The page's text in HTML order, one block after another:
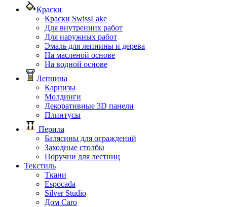
Краски
Краски SwissLake
Для внутренних работ
Для наружных работ
Эмаль для лепнины и дерева
На масленой основе
На водной основе
Лепнина
Карнизы
Молдинги
Декоративные 3D панели
Плинтусы
Перила
Балясины для ограждений
Заходные столбы
Поручни для лестниц
Текстиль
Ткани
Espocada
Silver Studio
Дом Caro